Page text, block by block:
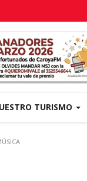
TURISMO